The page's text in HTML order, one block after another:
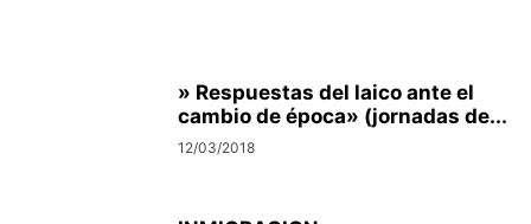
» Respuestas del laico ante el
cambio de época» (jornadas de...
12/03/2018